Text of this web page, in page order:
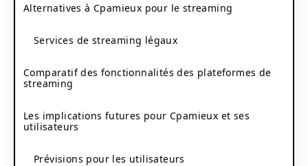
Alternatives à Cpamieux pour le streaming
Services de streaming légaux
Comparatif des fonctionnalités des plateformes de
streaming
Les implications futures pour Cpamieux et ses
utilisateurs
Prévisions pour les utilisateurs